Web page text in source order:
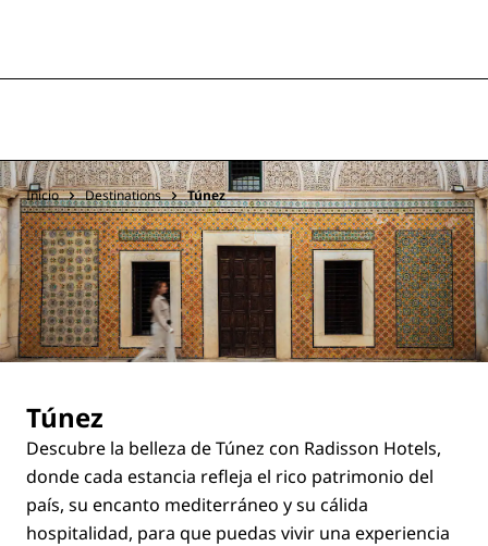
Inicio Destinations Túnez
Túnez
Descubre la belleza de Túnez con Radisson Hotels,
donde cada estancia refleja el rico patrimonio del
país, su encanto mediterráneo y su cálida
hospitalidad, para que puedas vivir una experiencia